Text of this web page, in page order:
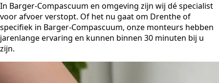
In Barger-Compascuum en omgeving zijn wij dé specialist
voor afvoer verstopt. Of het nu gaat om Drenthe of
specifiek in Barger-Compascuum, onze monteurs hebben
jarenlange ervaring en kunnen binnen 30 minuten bij u
zijn.